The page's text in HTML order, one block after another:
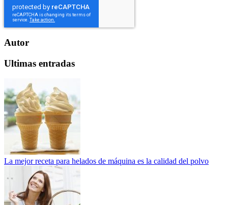
Autor
Ultimas entradas
La mejor receta para helados de máquina es la calidad del polvo